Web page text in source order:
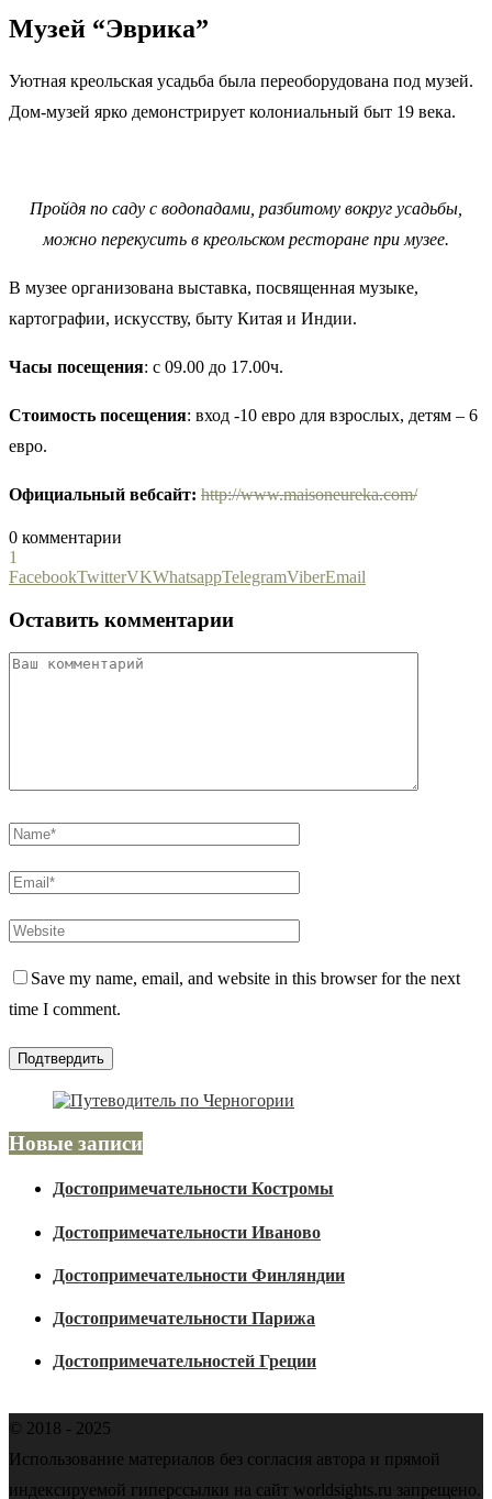
Музей “Эврика”
Уютная креольская усадьба была переоборудована под музей.
Дом-музей ярко демонстрирует колониальный быт 19 века.
Пройдя по саду с водопадами, разбитому вокруг усадьбы,
можно перекусить в креольском ресторане при музее.
В музее организована выставка, посвященная музыке,
картографии, искусству, быту Китая и Индии.
Часы посещения: с 09.00 до 17.00ч.
Стоимость посещения: вход -10 евро для взрослых, детям – 6
евро.
Официальный вебсайт: http://www.maisoneureka.com/
0 комментарии
1
FacebookTwitterVKWhatsappTelegramViberEmail
Оставить комментарии
Save my name, email, and website in this browser for the next
time I comment.
Новые записи
Достопримечательности Костромы
Достопримечательности Иваново
Достопримечательности Финляндии
Достопримечательности Парижа
Достопримечательностей Греции
© 2018 - 2025
Использование материалов без согласия автора и прямой
индексируемой гиперссылки на сайт worldsights.ru запрещено.